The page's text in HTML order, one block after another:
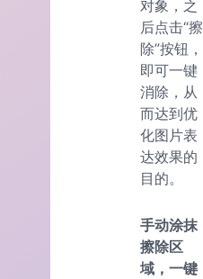
对象，之
后点击“擦
除”按钮，
即可一键
消除，从
而达到优
化图片表
达效果的
目的。
手动涂抹
擦除区
域，一键